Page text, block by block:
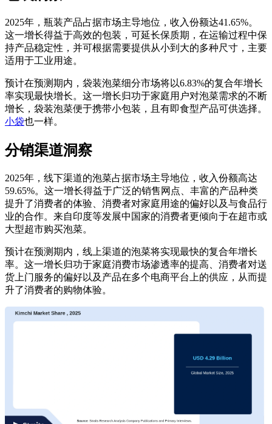
2025年，瓶装产品占据市场主导地位，收入份额达41.65%。
这一增长得益于高效的包装，可延长保质期，在运输过程中保
持产品稳定性，并可根据需要提供从小到大的多种尺寸，主要
适用于工业用途。
预计在预测期内，袋装泡菜细分市场将以6.83%的复合年增长
率实现最快增长。这一增长归功于家庭用户对泡菜需求的不断
增长，袋装泡菜便于携带小包装，且有即食型产品可供选择。
小袋也一样。
分销渠道洞察
2025年，线下渠道的泡菜占据市场主导地位，收入份额高达
59.65%。这一增长得益于广泛的销售网点、丰富的产品种类
提升了消费者的体验、消费者对家庭用途的偏好以及与食品行
业的合作。来自印度等发展中国家的消费者更倾向于在超市或
大型超市购买泡菜。
预计在预测期内，线上渠道的泡菜将实现最快的复合年增长
率。这一增长归功于家庭消费市场渗透率的提高、消费者对送
货上门服务的偏好以及产品在多个电商平台上的供应，从而提
升了消费者的购物体验。